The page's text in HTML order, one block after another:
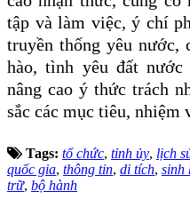
tập và làm việc, ý chí
truyền thống yêu nước,
hào, tình yêu đất
nâng cao ý thức trách
sắc các mục tiêu, nhiệm
Tags: tổ chức, tỉnh ủy, lịch
quốc gia, thông tin, di tích, sinh
trữ, bộ hành